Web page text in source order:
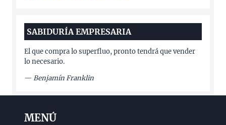
SABIDURÍA EMPRESARIA
El que compra lo superfluo, pronto tendrá que vender
lo necesario.
— Benjamín Franklin
MENÚ